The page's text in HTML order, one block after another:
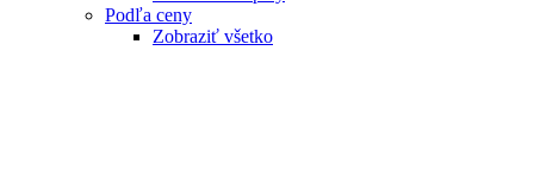
Podľa ceny
Zobraziť všetko